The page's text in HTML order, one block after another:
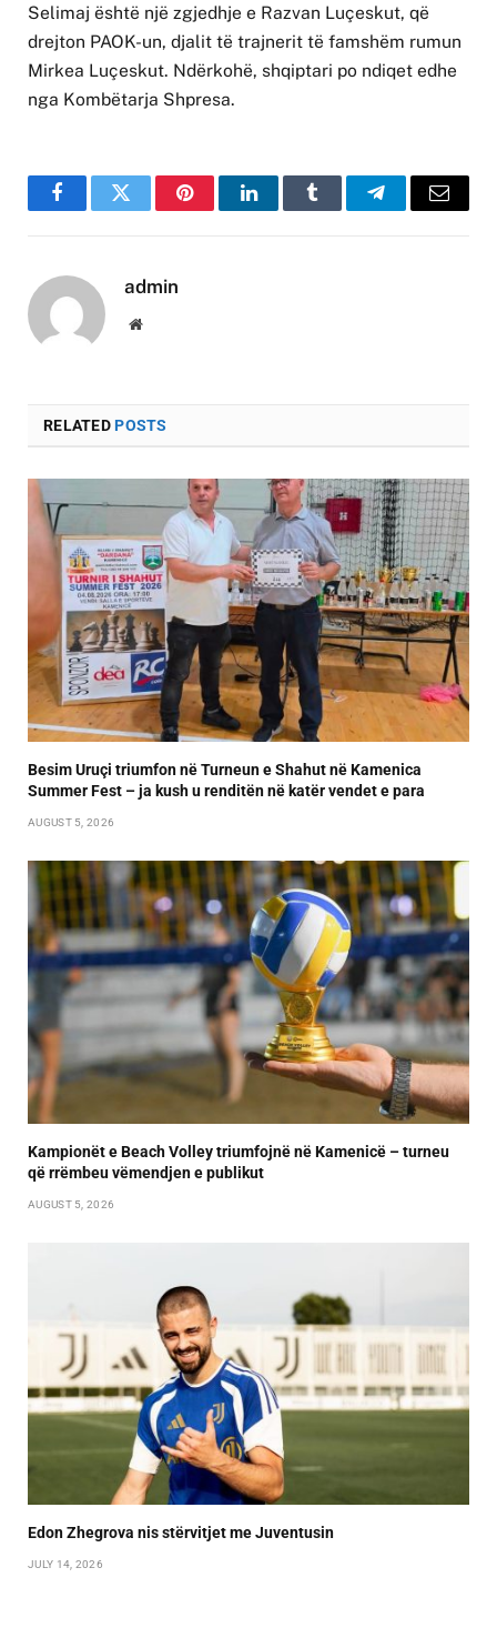
Selimaj është një zgjedhje e Razvan Luçeskut, që
drejton PAOK-un, djalit të trajnerit të famshëm rumun
Mirkea Luçeskut. Ndërkohë, shqiptari po ndiqet edhe
nga Kombëtarja Shpresa.
FacebookTwitter PinterestLinkedInTumblr TelegramEmail
admin
Website
RELATEDPOSTS
Besim Uruçi triumfon në Turneun e Shahut në Kamenica
Summer Fest – ja kush u renditën në katër vendet e para
AUGUST 5, 2026
Kampionët e Beach Volley triumfojnë në Kamenicë – turneu
që rrëmbeu vëmendjen e publikut
AUGUST 5, 2026
Edon Zhegrova nis stërvitjet me Juventusin
JULY 14, 2026